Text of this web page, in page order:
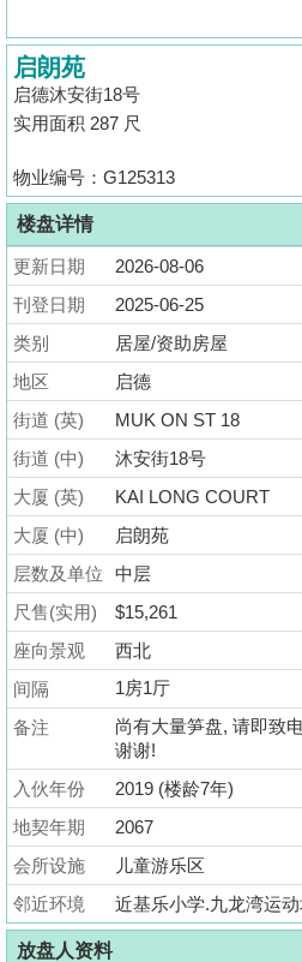
地
产
博
客
地
产
新
闻
数
据
公
布
置
业
手
册
关
於
我
们
启朗苑
启德沐安街18号
实用面积 287 尺
物业编号：G125313
楼盘详情
更新日期
2026-08-06
刊登日期
2025-06-25
类别
居屋/资助房屋
地区
启德
街道 (英)
MUK ON ST 18
街道 (中)
沐安街18号
大厦 (英)
KAI LONG COURT
大厦 (中)
启朗苑
层数及单位
中层
尺售(实用)
$15,261
座向景观
西北
间隔
1房1厅
备注
尚有大量笋盘, 请即致
谢谢!
入伙年份
2019 (楼龄7年)
地契年期
2067
会所设施
儿童游乐区
邻近环境
近基乐小学.九龙湾运动
放盘人资料